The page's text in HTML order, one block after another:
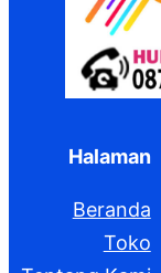
Halaman
Beranda
Toko